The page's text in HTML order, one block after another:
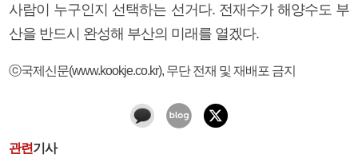
사람이 누구인지 선택하는 선거다. 전재수가 해양수도 부
산을 반드시 완성해 부산의 미래를 열겠다.
ⓒ국제신문(www.kookje.co.kr), 무단 전재 및 재배포 금지
관련기사